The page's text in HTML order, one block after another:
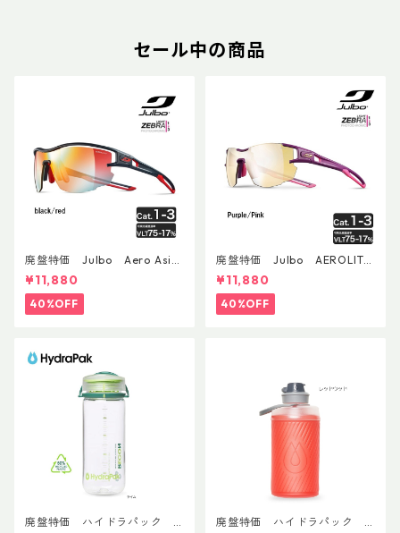
セール中の商品
廃盤特価 Julbo Aero Asia
nFit
¥11,880
40%OFF
廃盤特価 Julbo AEROLITE
AsianFit
¥11,880
40%OFF
廃盤特価 ハイドラパック
廃盤特価 ハイドラパック